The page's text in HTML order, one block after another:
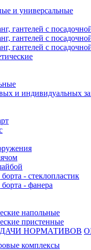
и универсальные
гантелей с
гантелей с
гантелей с
и индивидуальных
- стеклопластик
- фанера
напольные
пристенные
НОРМАТИВОВ
комплексы